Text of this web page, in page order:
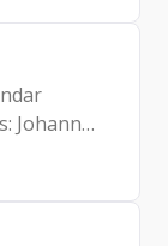
Johann
(SGM)